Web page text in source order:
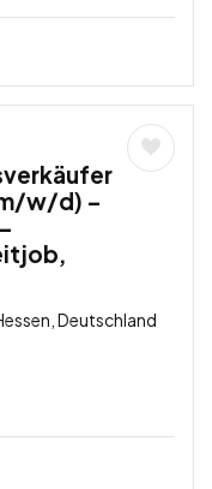
w/d) –
Deutschland